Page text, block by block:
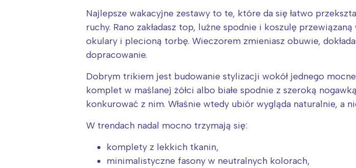
Najlepsze wakacyjne zestawy to te, które da się łatwo
ruchy. Rano zakładasz top, luźne spodnie i koszulę
okulary i plecioną torbę. Wieczorem zmieniasz obuwie,
dopracowanie.
Dobrym trikiem jest budowanie stylizacji wokół jednego
komplet w maślanej żółci albo białe spodnie z szeroką
konkurować z nim. Właśnie wtedy ubiór wygląda naturalnie, a
W trendach nadal mocno trzymają się:
komplety z lekkich tkanin,
minimalistyczne fasony w neutralnych kolorach,